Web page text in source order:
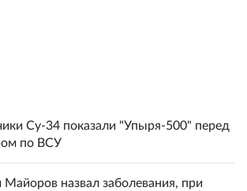
Су-34 показали "Упыря-500" перед
по ВСУ
Майоров назвал заболевания, при